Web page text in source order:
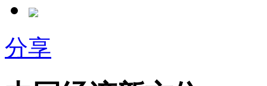
分享